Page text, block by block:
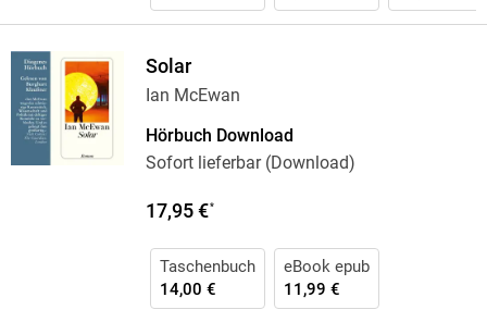
Solar
Ian McEwan
Hörbuch Download
Sofort lieferbar (Download)
17,95 €*
Taschenbuch
14,00 €
eBook epub
11,99 €